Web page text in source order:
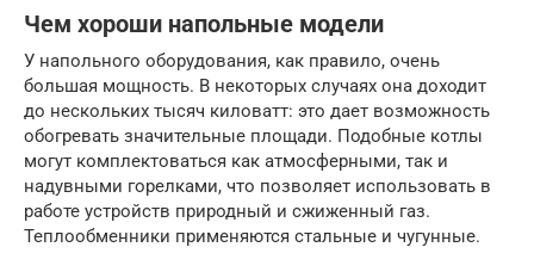
Чем хороши напольные модели
У напольного оборудования, как правило, очень
большая мощность. В некоторых случаях она доходит
до нескольких тысяч киловатт: это дает возможность
обогревать значительные площади. Подобные котлы
могут комплектоваться как атмосферными, так и
надувными горелками, что позволяет использовать в
работе устройств природный и сжиженный газ.
Теплообменники применяются стальные и чугунные.